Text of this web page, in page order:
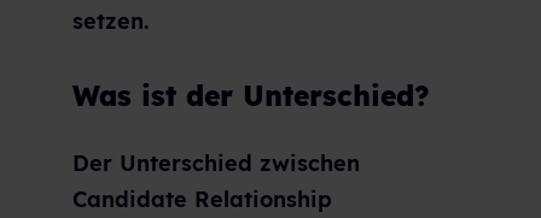
setzen.
Was ist der Unterschied?
Der Unterschied zwischen
Candidate Relationship